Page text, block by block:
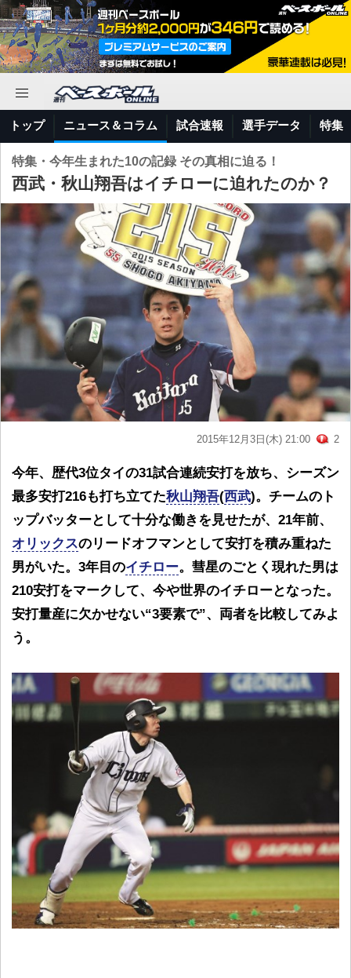
トップ ニュース＆コラム 試合速報 選手データ 特集
特集・今年生まれた10の記録 その真相に迫る！
西武・秋山翔吾はイチローに迫れたのか？
2015年12月3日(木) 21:00 2
今年、歴代3位タイの31試合連続安打を放ち、シーズン
最多安打216も打ち立てた秋山翔吾(西武)。チームのト
ップバッターとして十分な働きを見せたが、21年前、
オリックスのリードオフマンとして安打を積み重ねた
男がいた。3年目のイチロー。彗星のごとく現れた男は
210安打をマークして、今や世界のイチローとなった。
安打量産に欠かせない“3要素で”、両者を比較してみよ
う。